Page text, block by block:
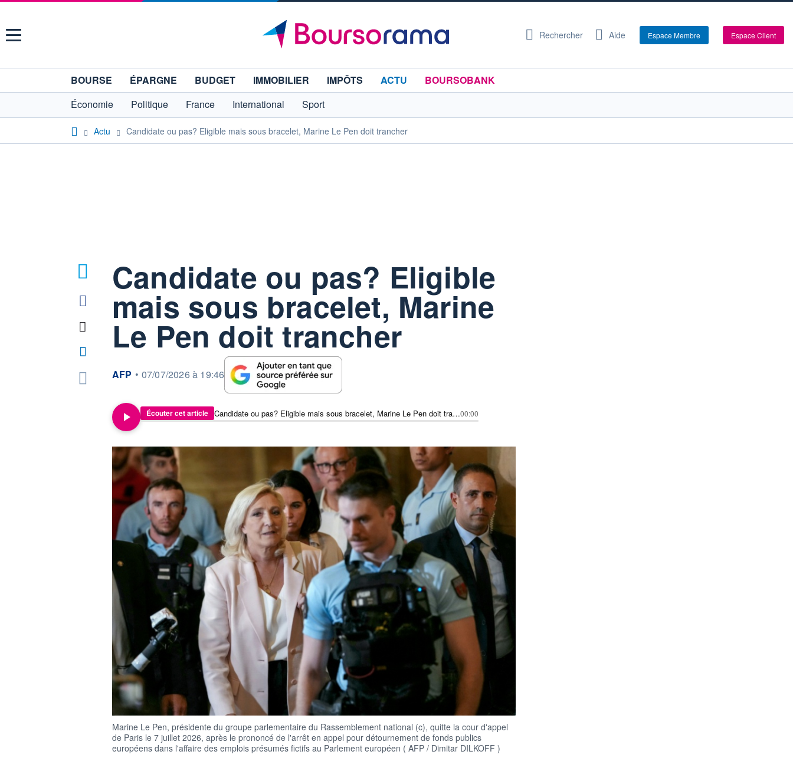
Menu Rechercher Aide Espace Membre Espace Client
BOURSE ÉPARGNE BUDGET IMMOBILIER IMPÔTS ACTU
BOURSOBANK
Économie
Politique France International Sport
Actu Candidate ou pas? Eligible mais sous bracelet, Marine Le Pen doit trancher
Candidate ou pas? Eligible
mais sous bracelet, Marine
Le Pen doit trancher
information fournie par
AFP • 07/07/2026 à 19:46
Écouter cet article Candidate ou pas? Eligible mais sous bracelet, Marine Le Pen doit trancher00:00
Marine Le Pen, présidente du groupe parlementaire du Rassemblement national (c), quitte la cour d'appel
de Paris le 7 juillet 2026, après le prononcé de l'arrêt en appel pour détournement de fonds publics
européens dans l'affaire des emplois présumés fictifs au Parlement européen ( AFP / Dimitar DILKOFF )